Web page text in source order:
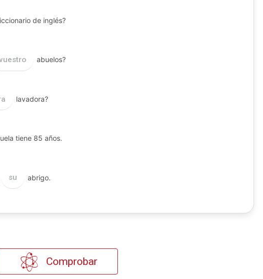
de inglés?
abuelos?
lavadora?
tiene 85 años.
su abrigo.
Comprobar